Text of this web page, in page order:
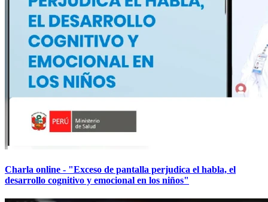
Charla online - "Exceso de pantalla perjudica el habla, el
desarrollo cognitivo y emocional en los niños"